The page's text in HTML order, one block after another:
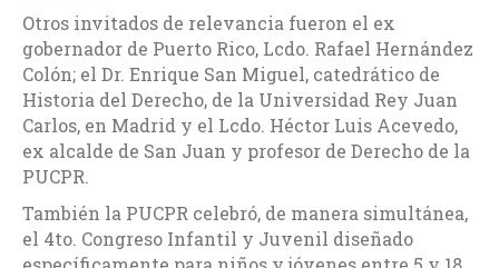
Otros invitados de relevancia fueron el ex
gobernador de Puerto Rico, Lcdo. Rafael Hernández
Colón; el Dr. Enrique San Miguel, catedrático de
Historia del Derecho, de la Universidad Rey Juan
Carlos, en Madrid y el Lcdo. Héctor Luis Acevedo,
ex alcalde de San Juan y profesor de Derecho de la
PUCPR.
También la PUCPR celebró, de manera simultánea,
el 4to. Congreso Infantil y Juvenil diseñado